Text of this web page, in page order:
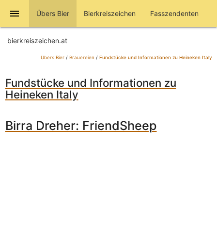
menu Übers Bier Bierkreiszeichen Fasszendenten
bierkreiszeichen.at
Übers Bier/ Brauereien / Fundstücke und Informationen zu Heineken Italy
Fundstücke und Informationen zu
Heineken Italy
Birra Dreher: FriendSheep